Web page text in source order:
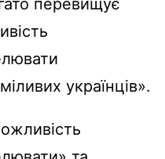
перевищує
українців».